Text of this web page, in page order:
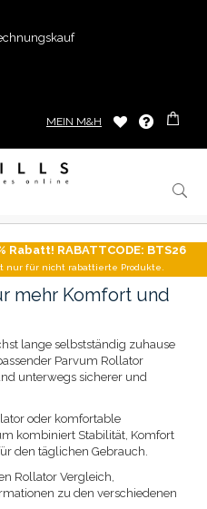
MEIN M&H
Rabatt! RABATTCODE: BTS26
nur für nicht rabattierte Produkte.
mehr Komfort und
lange selbstständig zuhause
Parvum Rollator
unterwegs sicherer und
oder komfortable
kombiniert Stabilität, Komfort
den täglichen Gebrauch.
Rollator Vergleich,
zu den verschiedenen